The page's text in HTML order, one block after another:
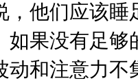
，他们应该
如果没有足
动和注意力